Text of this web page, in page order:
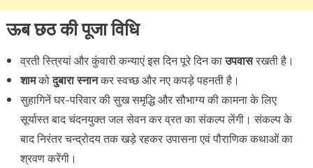
ऊब छठ की पूजा विधि
व्रती स्त्रियां और कुंवारी कन्याएं इस दिन पूरे दिन काउपवासरखती है।
शामकोदुबारा स्नानकर स्वच्छ और नए कपड़े पहनती है।
सुहागिनें घर-परिवार की सुख समृद्धि और सौभाग्य की कामना के लिए
सूर्यास्त बाद चंदनयुक्त जल सेवन कर व्रत का संकल्प लेंगी। संकल्प के
बाद निरंतर चन्द्रोदय तक खड़े रहकर उपासना एवं पौराणिक कथाओं का
श्रवण करेंगी।